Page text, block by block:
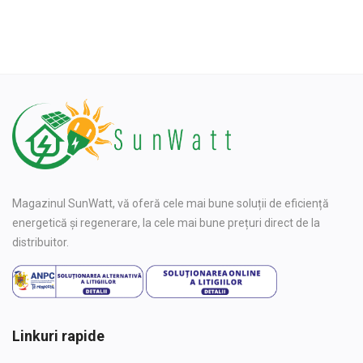
Magazinul SunWatt, vă oferă cele mai bune soluții de eficiență
energetică și regenerare, la cele mai bune prețuri direct de la
distribuitor.
Linkuri rapide